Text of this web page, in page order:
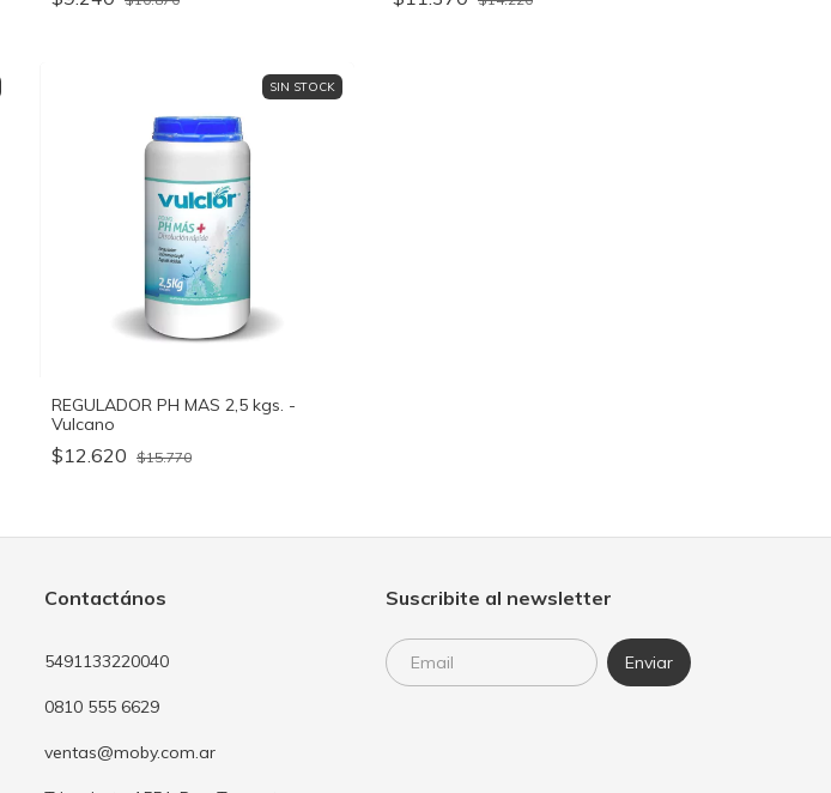
SIN STOCK
REGULADOR PH MAS 2,5 kgs. -
Vulcano
$12.620 $15.770
Contactános
5491133220040
0810 555 6629
ventas@moby.com.ar
Suscribite al newsletter